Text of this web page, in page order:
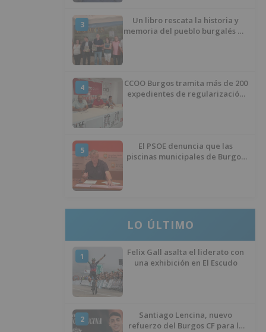
3
Un libro rescata la historia y
memoria del pueblo burgalés de
4
CCOO Burgos tramita más de 200
expedientes de regularización
5
El PSOE denuncia que las
piscinas municipales de Burgos
LO ÚLTIMO
1
Felix Gall asalta el liderato con
una exhibición en El Escudo
2
Santiago Lencina, nuevo
refuerzo del Burgos CF para la